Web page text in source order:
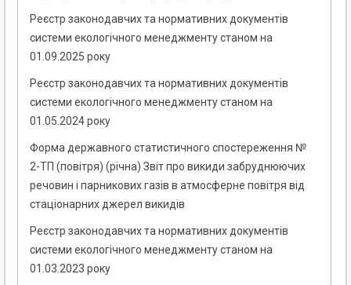
Реєстр законодавчих та нормативних документів
системи екологічного менеджменту станом на
01.09.2025 року
Реєстр законодавчих та нормативних документів
системи екологічного менеджменту станом на
01.05.2024 року
Форма державного статистичного спостереження №
2-ТП (повітря) (річна) Звіт про викиди забруднюючих
речовин і парникових газів в атмосферне повітря від
стаціонарних джерел викидів
Реєстр законодавчих та нормативних документів
системи екологічного менеджменту станом на
01.03.2023 року